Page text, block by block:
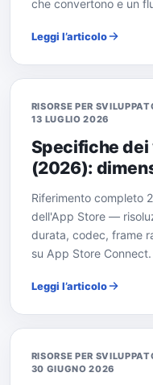
che convertono e un
Leggi l’articolo
RISORSE PER
13 LUGLIO 2026
Specifiche
(2026):
Riferimento completo
dell'App Store —
durata, codec, frame
su App Store Connect.
Leggi l’articolo
RISORSE PER
30 GIUGNO 2026